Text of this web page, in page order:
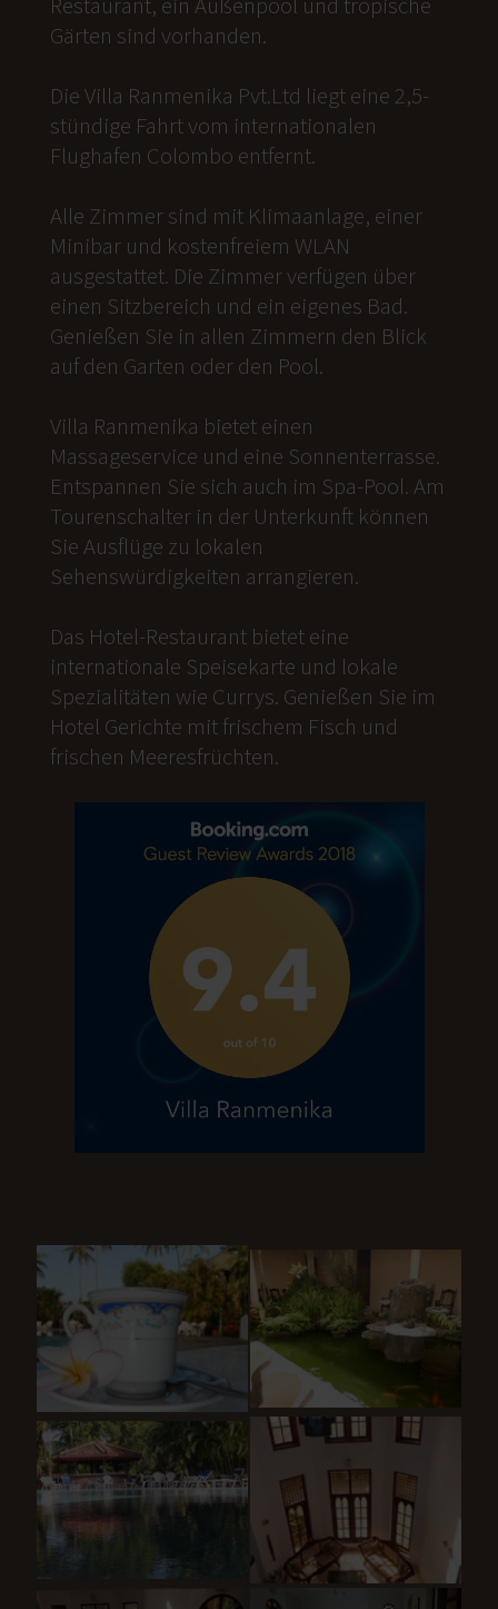
Gärten sind vorhanden.
Die Villa Ranmenika Pvt.Ltd liegt eine 2,5-
stündige Fahrt vom internationalen
Flughafen Colombo entfernt.
Alle Zimmer sind mit Klimaanlage, einer
Minibar und kostenfreiem WLAN
ausgestattet. Die Zimmer verfügen über
einen Sitzbereich und ein eigenes Bad.
Genießen Sie in allen Zimmern den Blick
auf den Garten oder den Pool.
Villa Ranmenika bietet einen
Massageservice und eine Sonnenterrasse.
Entspannen Sie sich auch im Spa-Pool. Am
Tourenschalter in der Unterkunft können
Sie Ausflüge zu lokalen
Sehenswürdigkeiten arrangieren.
Das Hotel-Restaurant bietet eine
internationale Speisekarte und lokale
Spezialitäten wie Currys. Genießen Sie im
Hotel Gerichte mit frischem Fisch und
frischen Meeresfrüchten.